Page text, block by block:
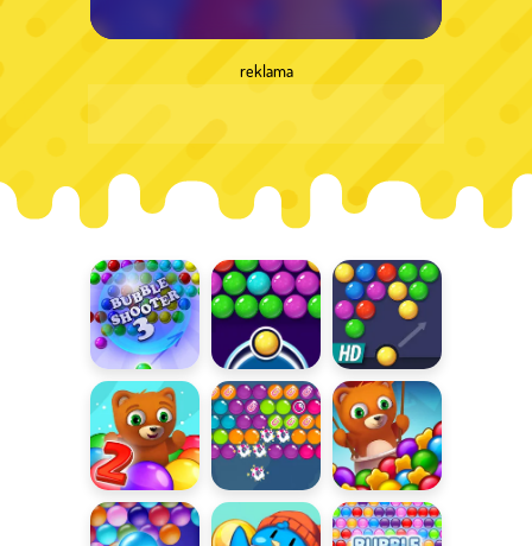
reklama
Bubble
Shooter
Bubble
Shooter Free
Bubble
Shooter HD
Bubble
Shooter Saga
Wyzwania
Przyjaźni
Bubble
Shooter Saga